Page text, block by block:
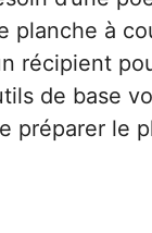
planche à
récipient
de base
préparer le